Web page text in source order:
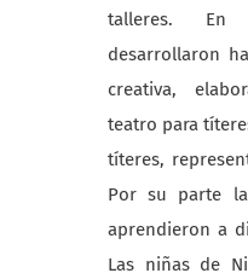
talleres.
desarrollaron
creativa,
teatro para
títeres,
Por su parte
aprendieron a
Las niñas de